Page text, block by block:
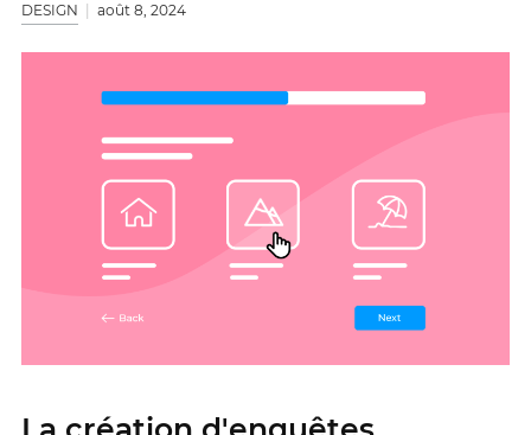
DESIGN août 8, 2024